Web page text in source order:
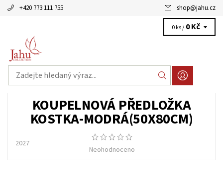
+420 773 111 755 shop@jahu.cz
0 ks / 0 Kč
KOUPELNOVÁ PŘEDLOŽKA
KOSTKA-MODRÁ(50X80CM)
2027
Neohodnoceno